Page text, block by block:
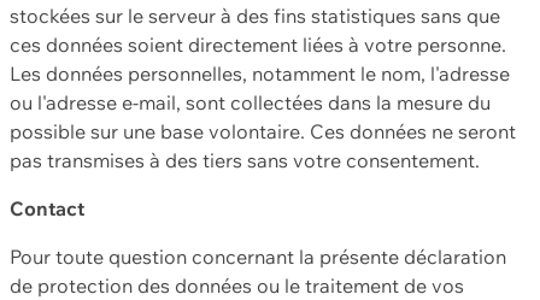
stockées sur le serveur à des fins statistiques sans que
ces données soient directement liées à votre personne.
Les données personnelles, notamment le nom, l'adresse
ou l'adresse e-mail, sont collectées dans la mesure du
possible sur une base volontaire. Ces données ne seront
pas transmises à des tiers sans votre consentement.
Contact
Pour toute question concernant la présente déclaration
de protection des données ou le traitement de vos